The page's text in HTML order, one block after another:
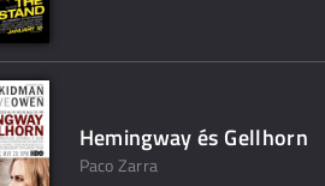
Hemingway és Gellhorn
Paco Zarra